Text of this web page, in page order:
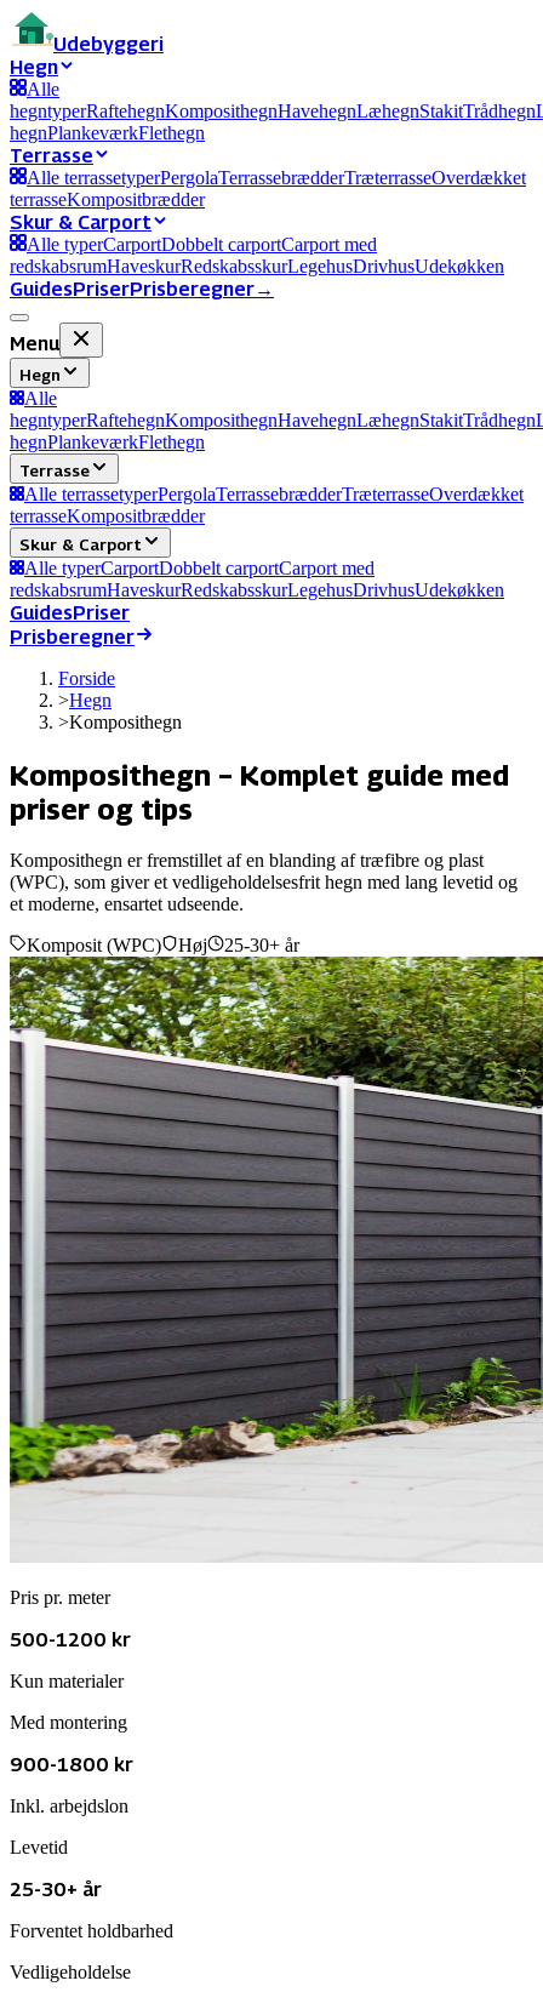
Udebyggeri
Hegn
Alle
hegntyperRaftehegnKomposithegnHavehegnLæhegnStakitTrådhegn
hegnPlankeværkFlethegn
Terrasse
Alle terrassetyperPergolaTerrassebrædderTræterrasseOverdækket
terrasseKompositbrædder
Skur & Carport
Alle typerCarportDobbelt carportCarport med
redskabsrumHaveskurRedskabsskurLegehusDrivhusUdekøkken
GuidesPriserPrisberegner→
Menu
Hegn
Alle
hegntyperRaftehegnKomposithegnHavehegnLæhegnStakitTrådhegn
hegnPlankeværkFlethegn
Terrasse
Alle terrassetyperPergolaTerrassebrædderTræterrasseOverdækket
terrasseKompositbrædder
Skur & Carport
Alle typerCarportDobbelt carportCarport med
redskabsrumHaveskurRedskabsskurLegehusDrivhusUdekøkken
GuidesPriser
Prisberegner
Forside
>Hegn
>Komposithegn
Komposithegn – Komplet guide med
priser og tips
Komposithegn er fremstillet af en blanding af træfibre og plast
(WPC), som giver et vedligeholdelsesfrit hegn med lang levetid og
et moderne, ensartet udseende.
Komposit (WPC)
Høj 25-30+ år
Pris pr. meter
500-1200 kr
Kun materialer
Med montering
900-1800 kr
Inkl. arbejdslon
Levetid
25-30+ år
Forventet holdbarhed
Vedligeholdelse